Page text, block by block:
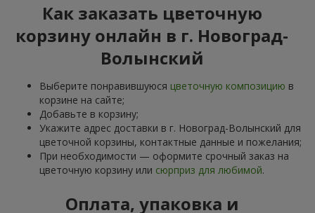
Как заказать цветочную
корзину онлайн в г. Новоград-
Волынский
Выберите понравившуюся цветочную композицию в
корзине на сайте;
Добавьте в корзину;
Укажите адрес доставки в г. Новоград-Волынский для
цветочной корзины, контактные данные и пожелания;
При необходимости — оформите срочный заказ на
цветочную корзину или сюрприз для любимой.
Оплата, упаковка и